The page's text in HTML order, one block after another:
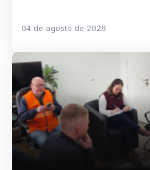
04 de agosto de 2026